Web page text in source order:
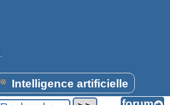
Intelligence artificielle